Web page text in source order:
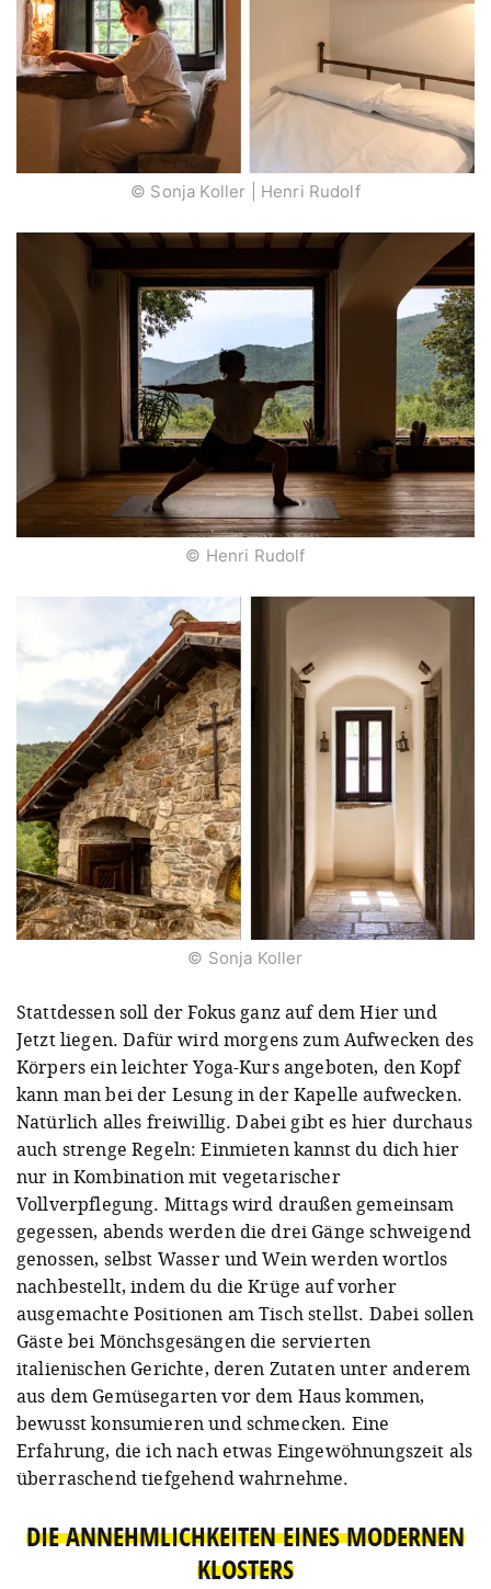
© Sonja Koller | Henri Rudolf
© Henri Rudolf
© Sonja Koller
Stattdessen soll der Fokus ganz auf dem Hier und
Jetzt liegen. Dafür wird morgens zum Aufwecken des
Körpers ein leichter Yoga-Kurs angeboten, den Kopf
kann man bei der Lesung in der Kapelle aufwecken.
Natürlich alles freiwillig. Dabei gibt es hier durchaus
auch strenge Regeln: Einmieten kannst du dich hier
nur in Kombination mit vegetarischer
Vollverpflegung. Mittags wird draußen gemeinsam
gegessen, abends werden die drei Gänge schweigend
genossen, selbst Wasser und Wein werden wortlos
nachbestellt, indem du die Krüge auf vorher
ausgemachte Positionen am Tisch stellst. Dabei sollen
Gäste bei Mönchsgesängen die servierten
italienischen Gerichte, deren Zutaten unter anderem
aus dem Gemüsegarten vor dem Haus kommen,
bewusst konsumieren und schmecken. Eine
Erfahrung, die ich nach etwas Eingewöhnungszeit als
überraschend tiefgehend wahrnehme.
DIE ANNEHMLICHKEITEN EINES MODERNEN
KLOSTERS